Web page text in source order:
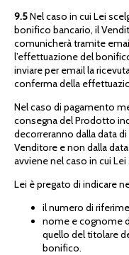
9.5Nel caso in cui Lei
bonifico bancario, il
comunicherà tramite
l’effettuazione del
inviare per email la
conferma della
Nel caso di pagamento
consegna del Prodotto
decorreranno dalla data
Venditore e non dalla
avviene nel caso in cui
Lei è pregato di indicare
il numero di
nome e cognome
quello del titolare
bonifico.